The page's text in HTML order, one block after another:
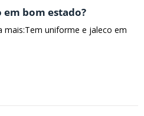
bom estado?
mais:Tem uniforme e jaleco em